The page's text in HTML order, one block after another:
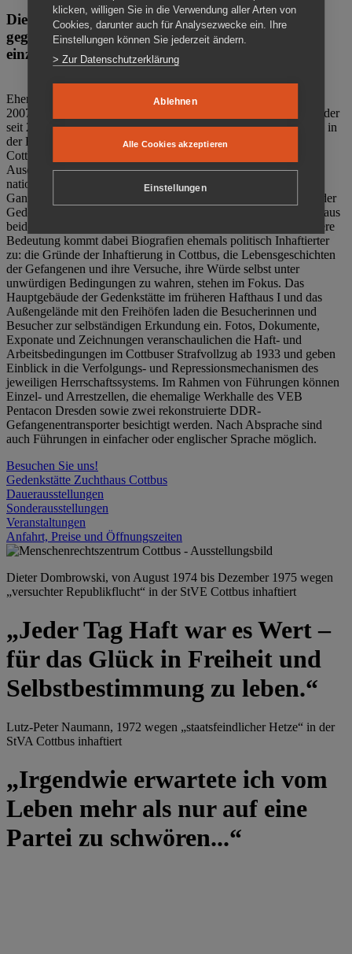
Die Gedenkstätte Zuchthaus Cottbus ist ein Ort
gegen das Vergessen. Anschaulich, nah und
einzigartig.
Ehemalige politische Häftlinge der DDR gründeten im Oktober
2007 den Verein Menschenrechtszentrum Cottbus e. V. (MRZ), der
seit 2011 Eigentümer des ehemaligen Gefängnisses (1860-2002) in
der Bautzener Straße und Träger der Gedenkstätte Zuchthaus
Cottbus ist. Im Zentrum der Arbeit der Gedenkstätte steht die
Auseinandersetzung mit politischem Unrecht während der
nationalsozialistischen Terrorherrschaft und der SED-Diktatur.
Ganzjährig zeigen mehrere Dauer- und Sonderausstellungen in der
Gedenkstätte Zuchthaus Cottbus Beispiele politischen Unrechts aus
beiden deutschen Diktaturen des 20. Jahrhunderts. Eine besondere
Bedeutung kommt dabei Biografien ehemals politisch Inhaftierter
zu: die Gründe der Inhaftierung in Cottbus, die Lebensgeschichten
der Gefangenen und ihre Versuche, ihre Würde selbst unter
unwürdigen Bedingungen zu wahren, stehen im Fokus. Das
Hauptgebäude der Gedenkstätte im früheren Hafthaus I und das
Außengelände mit den Freihöfen laden die Besucherinnen und
Besucher zur selbständigen Erkundung ein. Fotos, Dokumente,
Exponate und Zeichnungen veranschaulichen die Haft- und
Arbeitsbedingungen im Cottbuser Strafvollzug ab 1933 und geben
Einblick in die Verfolgungs- und Repressionsmechanismen des
jeweiligen Herrschaftssystems. Im Rahmen von Führungen können
Einzel- und Arrestzellen, die ehemalige Werkhalle des VEB
Pentacon Dresden sowie zwei rekonstruierte DDR-
Gefangenentransporter besichtigt werden. Nach Absprache sind
auch Führungen in einfacher oder englischer Sprache möglich.
Besuchen Sie uns!
Gedenkstätte Zuchthaus Cottbus
Dauerausstellungen
Sonderausstellungen
Veranstaltungen
Anfahrt, Preise und Öffnungszeiten
Dieter Dombrowski, von August 1974 bis Dezember 1975 wegen
„versuchter Republikflucht“ in der StVE Cottbus inhaftiert
„Jeder Tag Haft war es Wert –
für das Glück in Freiheit und
Selbstbestimmung zu leben.“
Lutz-Peter Naumann, 1972 wegen „staatsfeindlicher Hetze“ in der
StVA Cottbus inhaftiert
„Irgendwie erwartete ich vom
Leben mehr als nur auf eine
Partei zu schwören...“
klicken, willigen Sie in die Verwendung aller Arten von
Cookies, darunter auch für Analysezwecke ein. Ihre
Einstellungen können Sie jederzeit ändern.
> Zur Datenschutzerklärung
Ablehnen
Alle Cookies akzeptieren
Einstellungen